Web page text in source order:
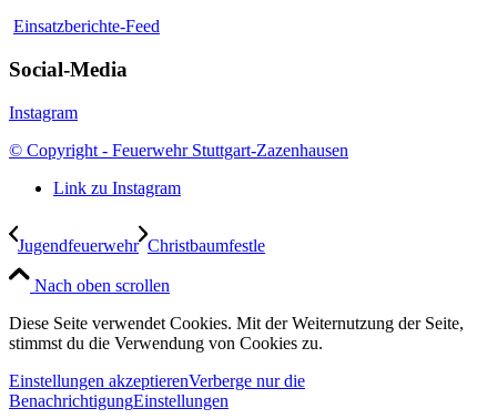
Einsatzberichte-Feed
Social-Media
Instagram
© Copyright - Feuerwehr Stuttgart-Zazenhausen
Link zu Instagram
Jugendfeuerwehr Christbaumfestle
Nach oben scrollen
Diese Seite verwendet Cookies. Mit der Weiternutzung der Seite,
stimmst du die Verwendung von Cookies zu.
Einstellungen akzeptierenVerberge nur die
BenachrichtigungEinstellungen